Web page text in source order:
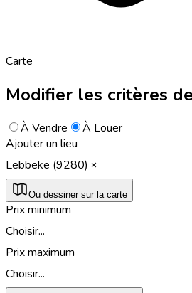
Carte
Modifier les critères
À Vendre
À Louer
Ajouter un lieu
Lebbeke (9280)
Ou dessiner sur la carte
Prix minimum
Choisir...
Prix maximum
Choisir...